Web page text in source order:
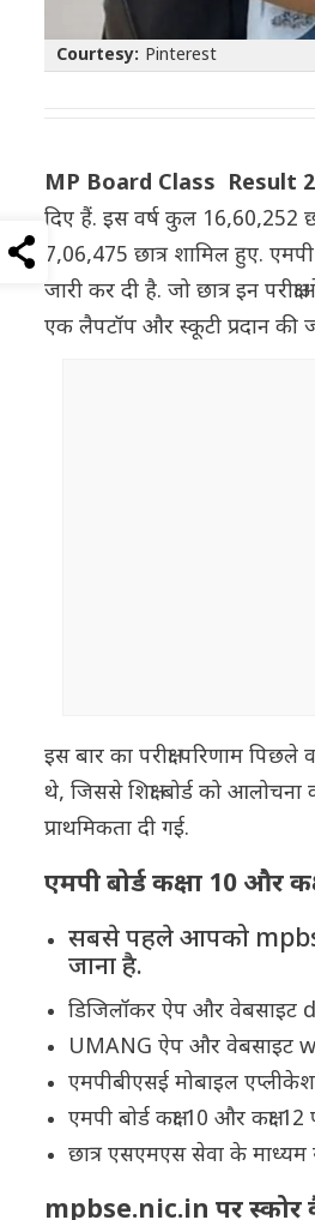
Courtesy: Pinterest
MP Board Class Result
दिए हैं. इस वर्ष कुल 16,60,252
7,06,475 छात्र शामिल हुए.
जारी कर दी है. जो छात्र इन
एक लैपटॉप और स्कूटी प्रदान की
इस बार का परीक्षा परिणाम
थे, जिससे शिक्षा बोर्ड को
प्राथमिकता दी गई.
एमपी बोर्ड कक्षा 10 और
सबसे पहले आपको
जाना है.
डिजिलॉकर ऐप और
UMANG ऐप और वेबसाइट
एमपीबीएसई मोबाइल
एमपी बोर्ड कक्षा 10 और कक्षा
छात्र एसएमएस सेवा के
mpbse.nic.in पर